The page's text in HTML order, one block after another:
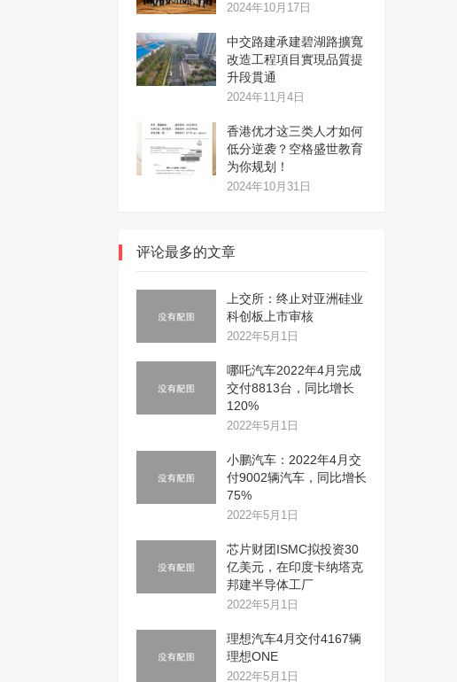
2024年10月17日
中交路建承建碧湖路擴寬
改造工程項目實現品質提
升段貫通
2024年11月4日
香港优才这三类人才如何
低分逆袭？空格盛世教育
为你规划！
2024年10月31日
评论最多的文章
上交所：终止对亚洲硅业
科创板上市审核
2022年5月1日
哪吒汽车2022年4月完成
交付8813台，同比增长
120%
2022年5月1日
小鹏汽车：2022年4月交
付9002辆汽车，同比增长
75%
2022年5月1日
芯片财团ISMC拟投资30
亿美元，在印度卡纳塔克
邦建半导体工厂
2022年5月1日
理想汽车4月交付4167辆
理想ONE
2022年5月1日